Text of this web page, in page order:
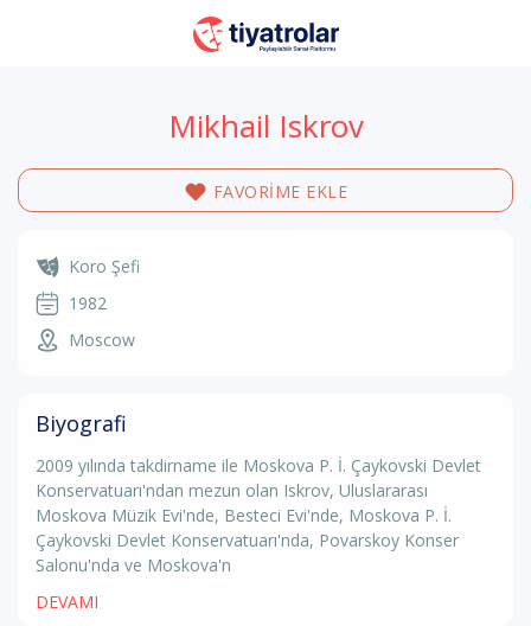
Mikhail Iskrov
FAVORİME EKLE
Koro Şefi
1982
Moscow
Biyografi
2009 yılında takdirname ile Moskova P. İ. Çaykovski Devlet
Konservatuarı'ndan mezun olan Iskrov, Uluslararası
Moskova Müzik Evi'nde, Besteci Evi'nde, Moskova P. İ.
Çaykovski Devlet Konservatuarı'nda, Povarskoy Konser
Salonu'nda ve Moskova'n
DEVAMI